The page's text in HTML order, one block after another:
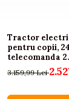
Tractor
pentru copii,
telecomanda
3.159,99 Lei